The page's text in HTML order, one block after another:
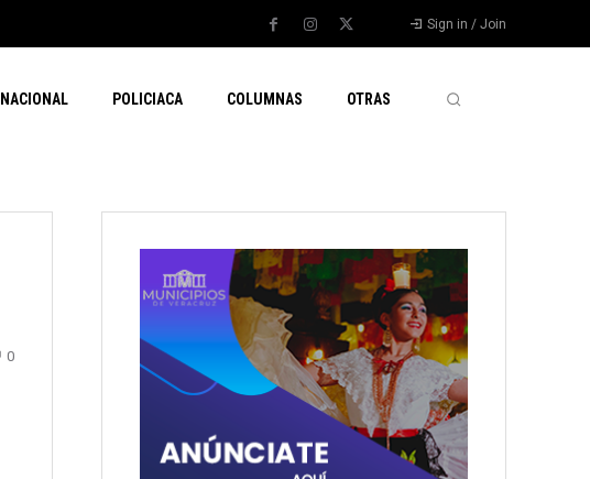
Sign in / Join
NACIONAL POLICIACA COLUMNAS OTRAS
0